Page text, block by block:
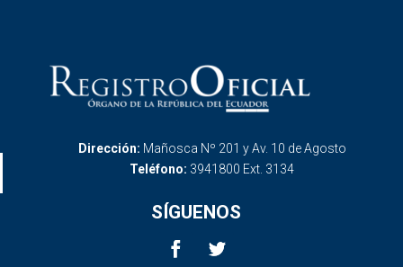
Dirección: Mañosca Nº 201 y Av. 10 de Agosto
Teléfono: 3941800 Ext. 3134
SÍGUENOS